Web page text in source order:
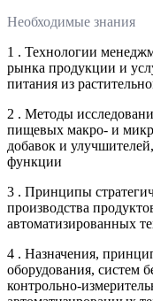
Необходимые знания
1 . Технологии
рынка продукции и
питания из
2 . Методы
пищевых макро- и
добавок и
функции
3 . Принципы
производства
автоматизированных
4 . Назначения,
оборудования, систем
контрольно-